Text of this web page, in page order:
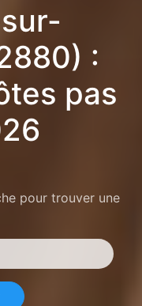
:
pas
pour trouver une